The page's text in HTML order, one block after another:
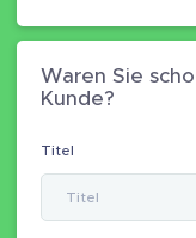
Waren Sie
Kunde?
Titel